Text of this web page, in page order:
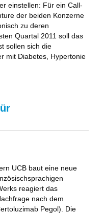
einstellen: Für ein Call-
der beiden Konzerne
zu deren
Quartal 2011 soll das
sollen sich die
mit Diabetes, Hypertonie
UCB baut eine neue
reagiert das
nach dem
Pegol). Die